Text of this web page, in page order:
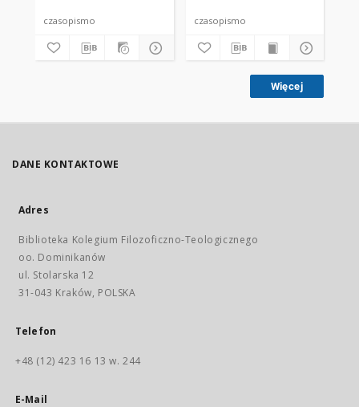
czasopismo czasopismo
Więcej
DANE KONTAKTOWE
Adres
Biblioteka Kolegium Filozoficzno-Teologicznego
oo. Dominikanów
ul. Stolarska 12
31-043 Kraków, POLSKA
Telefon
+48 (12) 423 16 13 w. 244
E-Mail